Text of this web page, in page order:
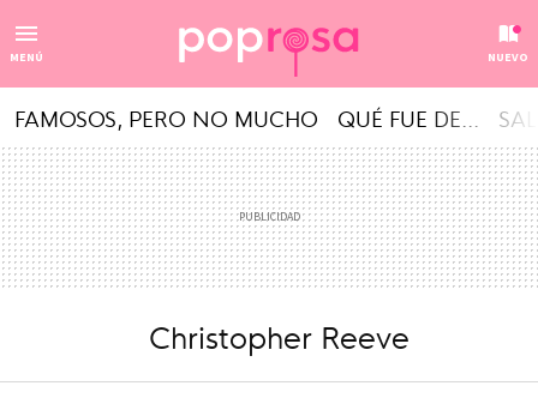
MENÚ NUEVO
FAMOSOS, PERO NO MUCHO QUÉ FUE DE...
Christopher Reeve